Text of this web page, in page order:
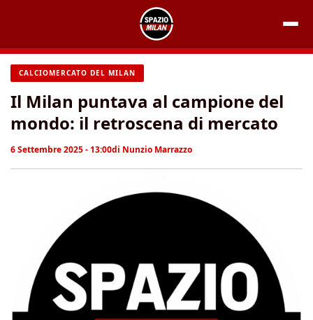
contenuto
CALCIOMERCATO DEL MILAN
Il Milan puntava al campione del
mondo: il retroscena di mercato
6 Settembre 2025 - 13:00di Nunzio Marrazzo